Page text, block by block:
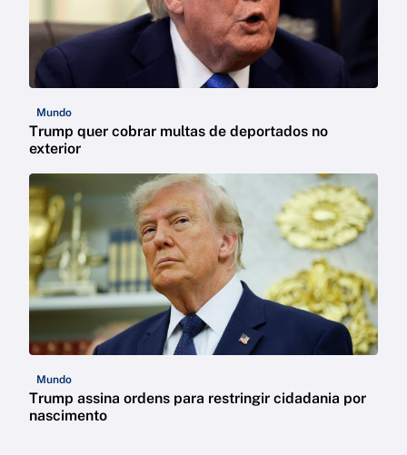
Mundo
Trump quer cobrar multas de deportados no
exterior
Mundo
Trump assina ordens para restringir cidadania por
nascimento